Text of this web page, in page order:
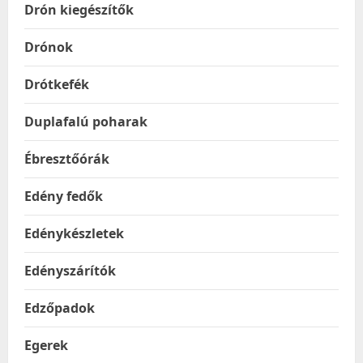
Drón kiegészítők
Drónok
Drótkefék
Duplafalú poharak
Ébresztőórák
Edény fedők
Edénykészletek
Edényszárítók
Edzőpadok
Egerek